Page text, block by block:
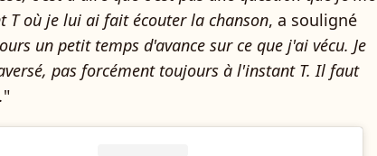
T où je lui ai fait écouter la chanson, a souligné
un petit temps d'avance sur ce que j'ai vécu. Je
pas forcément toujours à l'instant T. Il faut
"